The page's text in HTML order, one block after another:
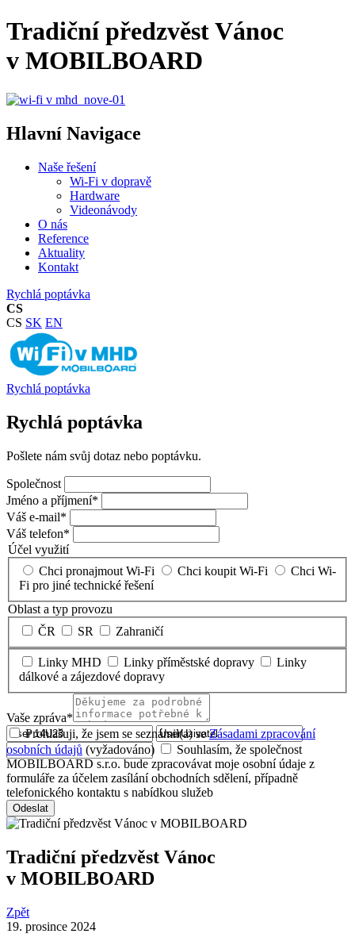
Tradiční předzvěst Vánoc
v MOBILBOARD
Hlavní Navigace
Naše řešení
Wi-Fi v dopravě
Hardware
Videonávody
O nás
Reference
Aktuality
Kontakt
Rychlá poptávka
CS
CS SK EN
Rychlá poptávka
Rychlá poptávka
Pošlete nám svůj dotaz nebo poptávku.
Společnost
Jméno a příjmení*
Váš e-mail*
Váš telefon*
Účel využití
Chci pronajmout Wi-Fi
Chci koupit Wi-Fi
Chci Wi-
Fi pro jiné technické řešení
Oblast a typ provozu
ČR
SR Zahraničí
Linky MHD Linky příměstské dopravy
Linky
dálkové a zájezdové dopravy
Vaše zpráva*
Prohlašuji, že jsem se seznámil(a) seZásadami zpracování
osobních údajů (vyžadováno)
Souhlasím, že společnost
MOBILBOARD s.r.o. bude zpracovávat moje osobní údaje z
formuláře za účelem zasílání obchodních sdělení, případně
telefonického kontaktu s nabídkou služeb
Odeslat
Tradiční předzvěst Vánoc
v MOBILBOARD
Zpět
19. prosince 2024